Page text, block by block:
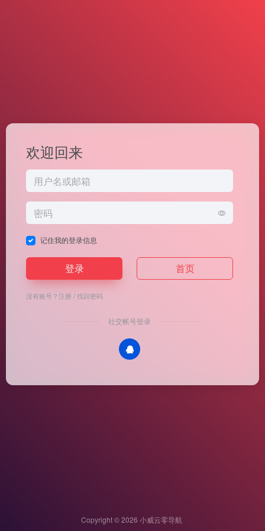
欢迎回来
记住我的登录信息
登录 首页
没有账号？注册/找回密码
社交帐号登录
Copyright © 2026 小威云零导航